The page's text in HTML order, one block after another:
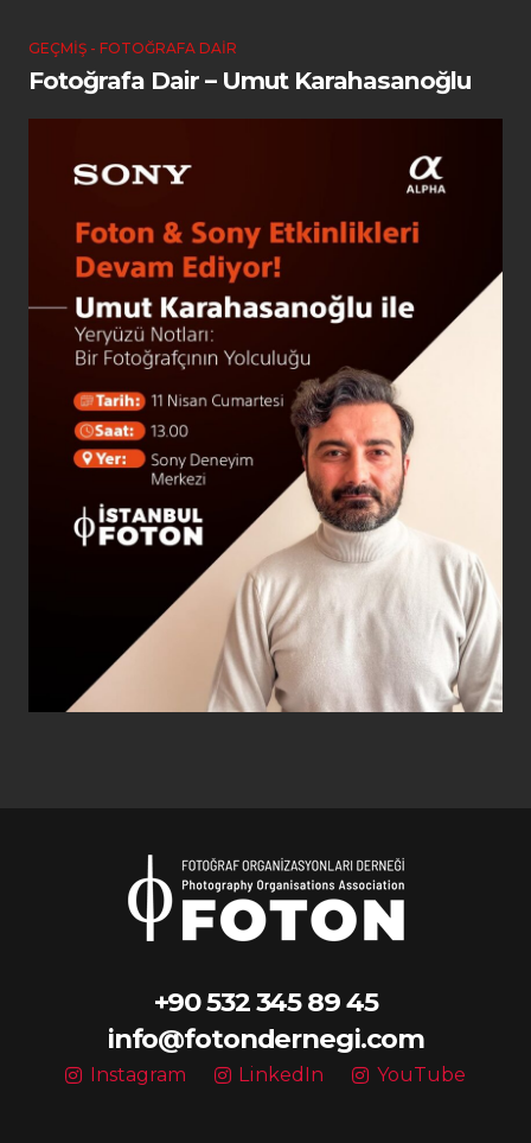
GEÇMIŞ - FOTOĞRAFA DAIR
Fotoğrafa Dair – Umut Karahasanoğlu
+90 532 345 89 45
info@fotondernegi.com
Instagram LinkedIn YouTube